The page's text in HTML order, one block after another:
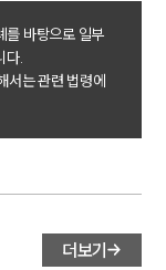
를 바탕으로 일부
다.
서는 관련 법령에
더보기